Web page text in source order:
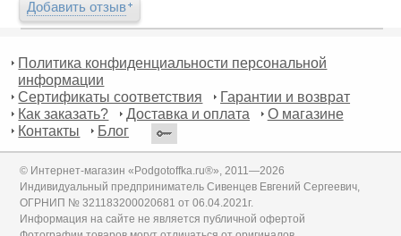
Добавить отзыв
Политика конфиденциальности персональной
информации
Сертификаты соответствия
Гарантии и возврат
Как заказать?
Доставка и оплата
О магазине
Контакты
Блог
© Интернет-магазин «Podgotoffka.ru®», 2011—2026
Индивидуальный предприниматель Сивенцев Евгений Сергеевич,
ОГРНИП № 321183200020681 от 06.04.2021г.
Информация на сайте не является публичной офертой